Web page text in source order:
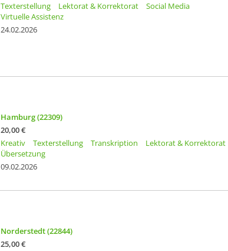
Texterstellung Lektorat & Korrektorat
Social Media
Virtuelle Assistenz
24.02.2026
Hamburg (22309)
20,00 €
Kreativ Texterstellung Transkription
Lektorat & Korrektorat
Übersetzung
09.02.2026
Norderstedt (22844)
25,00 €